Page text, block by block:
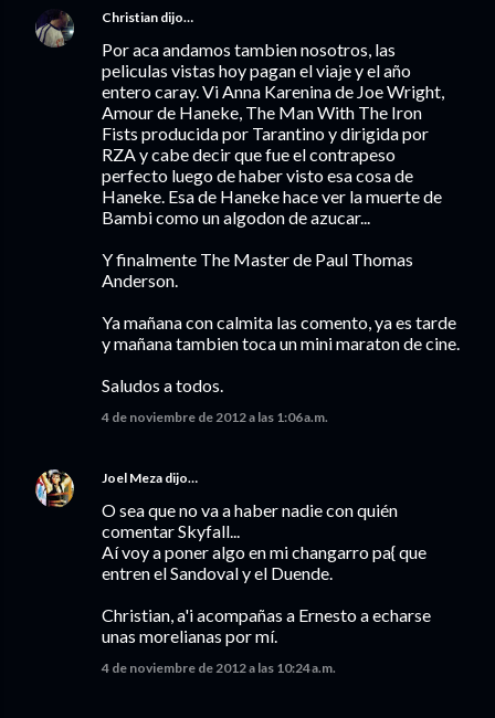
Christian dijo…
Por aca andamos tambien nosotros, las
peliculas vistas hoy pagan el viaje y el año
entero caray. Vi Anna Karenina de Joe Wright,
Amour de Haneke, The Man With The Iron
Fists producida por Tarantino y dirigida por
RZA y cabe decir que fue el contrapeso
perfecto luego de haber visto esa cosa de
Haneke. Esa de Haneke hace ver la muerte de
Bambi como un algodon de azucar...
Y finalmente The Master de Paul Thomas
Anderson.
Ya mañana con calmita las comento, ya es tarde
y mañana tambien toca un mini maraton de cine.
Saludos a todos.
4 de noviembre de 2012 a las 1:06 a.m.
Joel Meza dijo…
O sea que no va a haber nadie con quién
comentar Skyfall...
Aí voy a poner algo en mi changarro pa{ que
entren el Sandoval y el Duende.
Christian, a'i acompañas a Ernesto a echarse
unas morelianas por mí.
4 de noviembre de 2012 a las 10:24 a.m.